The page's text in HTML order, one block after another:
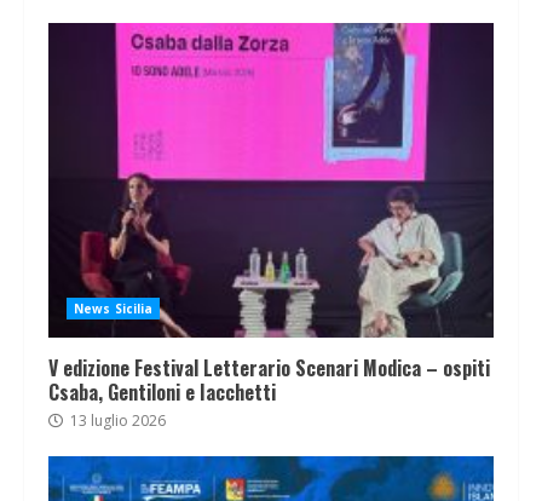
News Sicilia
V edizione Festival Letterario Scenari Modica – ospiti
Csaba, Gentiloni e Iacchetti
13 luglio 2026